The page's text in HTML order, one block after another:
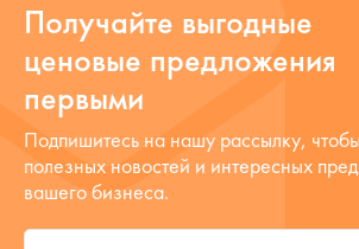
Получайте выгодные
ценовые предложения
первыми
Подпишитесь на нашу рассылку,
полезных новостей и интересных
вашего бизнеса.